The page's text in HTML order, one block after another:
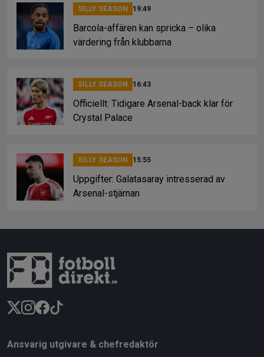
SILLY SEASON 19:49
Barcola-affären kan spricka – olika
värdering från klubbarna
SILLY SEASON 16:43
Officiellt: Tidigare Arsenal-back klar för
Crystal Palace
SILLY SEASON 15:55
Uppgifter: Galatasaray intresserad av
Arsenal-stjärnan
Ansvarig utgivare & chefredaktör